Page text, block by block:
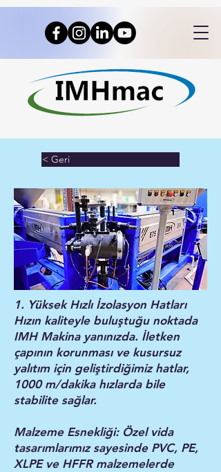
< Geri
1. Yüksek Hızlı İzolasyon Hatları
Hızın kaliteyle buluştuğu noktada
IMH Makina yanınızda. İletken
çapının korunması ve kusursuz
yalıtım için geliştirdiğimiz hatlar,
1000 m/dakika hızlarda bile
stabilite sağlar.
Malzeme Esnekliği: Özel vida
tasarımlarımız sayesinde PVC, PE,
XLPE ve HFFR malzemelerde